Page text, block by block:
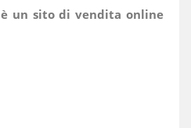
è un sito di vendita online